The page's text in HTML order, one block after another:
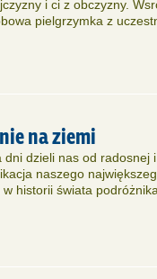
i ci z obczyzny.
pielgrzymka z
na ziemi
dni dzieli nas od radosnej
naszego
historii świata